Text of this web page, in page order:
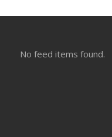
No feed items found.